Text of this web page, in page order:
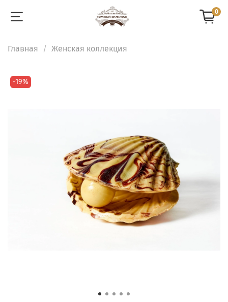
0
Главная Женская коллекция
-19%